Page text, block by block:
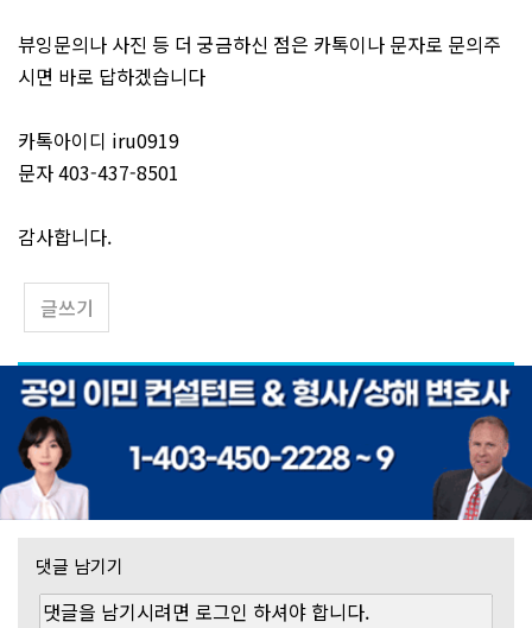
뷰잉문의나 사진 등 더 궁금하신 점은 카톡이나 문자로 문의주
시면 바로 답하겠습니다
카톡아이디 iru0919
문자 403-437-8501
감사합니다.
글쓰기
댓글 남기기